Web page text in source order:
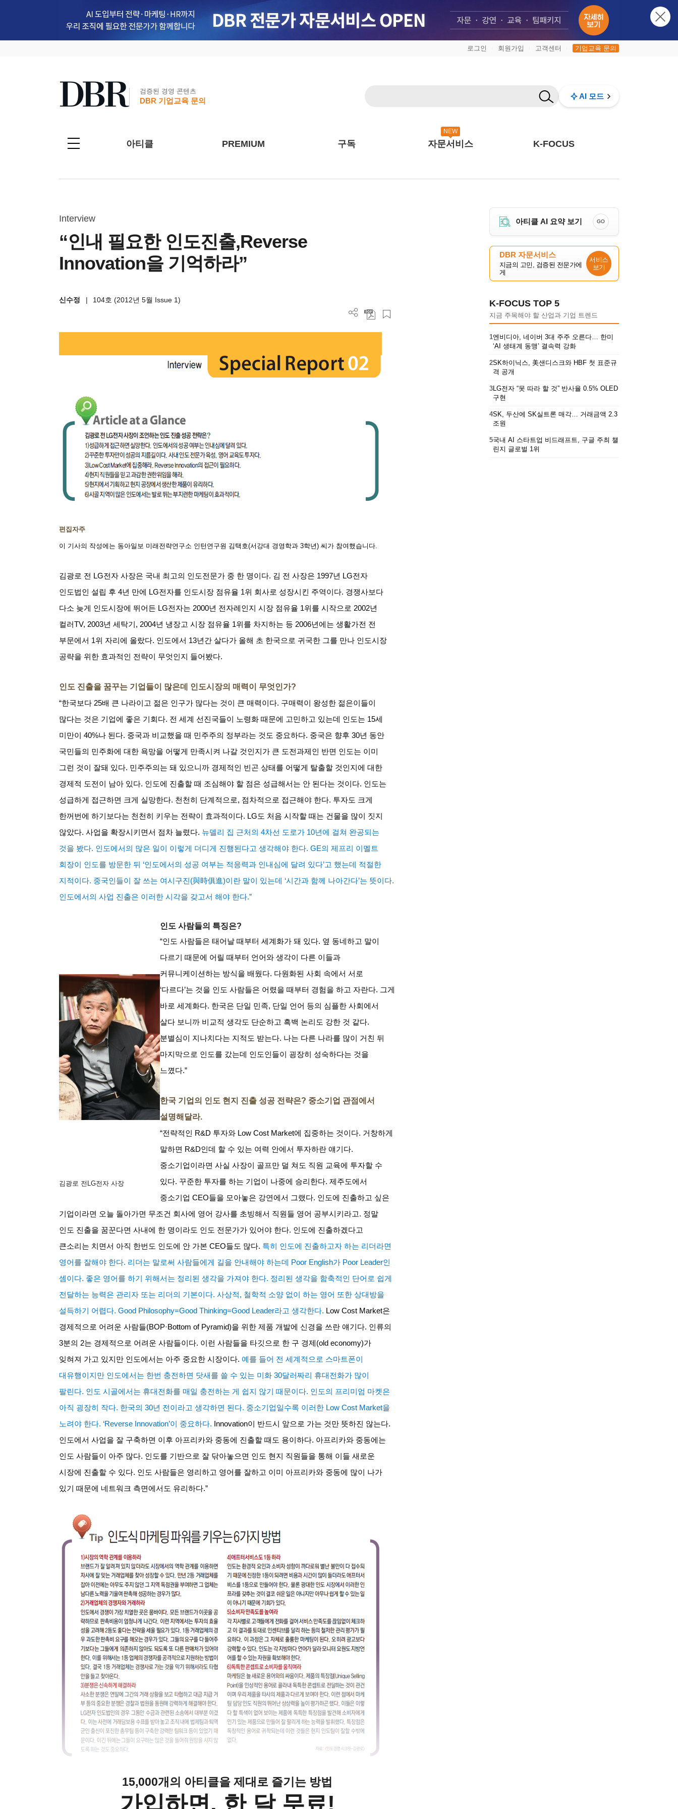
로그인 회원가입 고객센터 기업교육 문의
검증된 경영 콘텐츠
DBR 기업교육 문의
AI 모드
아티클 PREMIUM 구독
NEW
자문서비스 K-FOCUS
Interview
“인내 필요한 인도진출,Reverse
Innovation을 기억하라”
신수정 | 104호 (2012년 5월 Issue 1)
편집자주
이 기사의 작성에는 동아일보 미래전략연구소 인턴연구원 김택호(서강대 경영학과 3학년) 씨가 참여했습니다
김광로 전 LG전자 사장은 국내 최고의 인도전문가 중 한 명이다. 김 전 사장은 1997년 LG전자
인도법인 설립 후 4년 만에 LG전자를 인도시장 점유율 1위 회사로 성장시킨 주역이다. 경쟁사보다
다소 늦게 인도시장에 뛰어든 LG전자는 2000년 전자레인지 시장 점유율 1위를 시작으로 2002년
컬러TV, 2003년 세탁기, 2004년 냉장고 시장 점유율 1위를 차지하는 등 2006년에는 생활가전 전
부문에서 1위 자리에 올랐다. 인도에서 13년간 살다가 올해 초 한국으로 귀국한 그를 만나 인도시장
공략을 위한 효과적인 전략이 무엇인지 들어봤다.
인도 진출을 꿈꾸는 기업들이 많은데 인도시장의 매력이 무엇인가?
“한국보다 25배 큰 나라이고 젊은 인구가 많다는 것이 큰 매력이다. 구매력이 왕성한 젊은이들이
많다는 것은 기업에 좋은 기회다. 전 세계 선진국들이 노령화 때문에 고민하고 있는데 인도는 15세
미만이 40%나 된다. 중국과 비교했을 때 민주주의 정부라는 것도 중요하다. 중국은 향후 30년 동안
국민들의 민주화에 대한 욕망을 어떻게 만족시켜 나갈 것인지가 큰 도전과제인 반면 인도는 이미
그런 것이 잘돼 있다. 민주주의는 돼 있으니까 경제적인 빈곤 상태를 어떻게 탈출할 것인지에 대한
경제적 도전이 남아 있다. 인도에 진출할 때 조심해야 할 점은 성급해서는 안 된다는 것이다. 인도는
성급하게 접근하면 크게 실망한다. 천천히 단계적으로, 점차적으로 접근해야 한다. 투자도 크게
한꺼번에 하기보다는 천천히 키우는 전략이 효과적이다. LG도 처음 시작할 때는 건물을 많이 짓지
않았다. 사업을 확장시키면서 점차 늘렸다. 뉴델리 집 근처의 4차선 도로가 10년에 걸쳐 완공되는
것을 봤다. 인도에서의 많은 일이 이렇게 더디게 진행된다고 생각해야 한다. GE의 제프리 이멜트
회장이 인도를 방문한 뒤 ‘인도에서의 성공 여부는 적응력과 인내심에 달려 있다’고 했는데 적절한
지적이다. 중국인들이 잘 쓰는 여시구진(與時俱進)이란 말이 있는데 ‘시간과 함께 나아간다’는 뜻이다.
인도에서의 사업 진출은 이러한 시각을 갖고서 해야 한다.”
김광로 전LG전자 사장
인도 사람들의 특징은?
“인도 사람들은 태어날 때부터 세계화가 돼 있다. 옆 동네하고 말이
다르기 때문에 어릴 때부터 언어와 생각이 다른 이들과
커뮤니케이션하는 방식을 배웠다. 다원화된 사회 속에서 서로
‘다르다’는 것을 인도 사람들은 어렸을 때부터 경험을 하고 자란다. 그게
바로 세계화다. 한국은 단일 민족, 단일 언어 등의 심플한 사회에서
살다 보니까 비교적 생각도 단순하고 흑백 논리도 강한 것 같다.
분별심이 지나치다는 지적도 받는다. 나는 다른 나라를 많이 거친 뒤
마지막으로 인도를 갔는데 인도인들이 굉장히 성숙하다는 것을
느꼈다.”
한국 기업의 인도 현지 진출 성공 전략은? 중소기업 관점에서
설명해달라.
“전략적인 R&D 투자와 Low Cost Market에 집중하는 것이다. 거창하게
말하면 R&D인데 할 수 있는 여력 안에서 투자하란 얘기다.
중소기업이라면 사실 사장이 골프만 덜 쳐도 직원 교육에 투자할 수
있다. 꾸준한 투자를 하는 기업이 나중에 승리한다. 제주도에서
중소기업 CEO들을 모아놓은 강연에서 그랬다. 인도에 진출하고 싶은
기업이라면 오늘 돌아가면 무조건 회사에 영어 강사를 초빙해서 직원들 영어 공부시키라고. 정말
인도 진출을 꿈꾼다면 사내에 한 명이라도 인도 전문가가 있어야 한다. 인도에 진출하겠다고
큰소리는 치면서 아직 한번도 인도에 안 가본 CEO들도 많다. 특히 인도에 진출하고자 하는 리더라면
영어를 잘해야 한다. 리더는 말로써 사람들에게 길을 안내해야 하는데 Poor English가 Poor Leader인
셈이다. 좋은 영어를 하기 위해서는 정리된 생각을 가져야 한다. 정리된 생각을 함축적인 단어로 쉽게
전달하는 능력은 관리자 또는 리더의 기본이다. 사상적, 철학적 소양 없이 하는 영어 또한 상대방을
설득하기 어렵다. Good Philosophy=Good Thinking=Good Leader라고 생각한다. Low Cost Market은
경제적으로 어려운 사람들(BOP·Bottom of Pyramid)을 위한 제품 개발에 신경을 쓰란 얘기다. 인류의
3분의 2는 경제적으로 어려운 사람들이다. 이런 사람들을 타깃으로 한 구 경제(old economy)가
잊혀져 가고 있지만 인도에서는 아주 중요한 시장이다. 예를 들어 전 세계적으로 스마트폰이
대유행이지만 인도에서는 한번 충전하면 닷새를 쓸 수 있는 미화 30달러짜리 휴대전화가 많이
팔린다. 인도 시골에서는 휴대전화를 매일 충전하는 게 쉽지 않기 때문이다. 인도의 프리미엄 마켓은
아직 굉장히 작다. 한국의 30년 전이라고 생각하면 된다. 중소기업일수록 이러한 Low Cost Market을
노려야 한다. ‘Reverse Innovation’이 중요하다. Innovation이 반드시 앞으로 가는 것만 뜻하진 않는다.
인도에서 사업을 잘 구축하면 이후 아프리카와 중동에 진출할 때도 용이하다. 아프리카와 중동에는
인도 사람들이 아주 많다. 인도를 기반으로 잘 닦아놓으면 인도 현지 직원들을 통해 이들 새로운
시장에 진출할 수 있다. 인도 사람들은 영리하고 영어를 잘하고 이미 아프리카와 중동에 많이 나가
있기 때문에 네트워크 측면에서도 유리하다.”
15,000개의 아티클을 제대로 즐기는 방법
가입하면, 한 달 무료!
아티클 AI 요약 보기 GO
DBR 자문서비스
지금의 고민, 검증된 전문가에
게
서비스
보기
K-FOCUS TOP 5
지금 주목해야 할 산업과 기업 트렌드
1엔비디아, 네이버 3대 주주 오른다… 한미
‘AI 생태계 동맹’ 결속력 강화
2SK하이닉스, 美샌디스크와 HBF 첫 표준규
격 공개
3LG전자 “못 따라 할 것” 반사율 0.5% OLED
구현
4SK, 두산에 SK실트론 매각… 거래금액 2.3
조원
5국내 AI 스타트업 비드래프트, 구글 주최 챌
린지 글로벌 1위